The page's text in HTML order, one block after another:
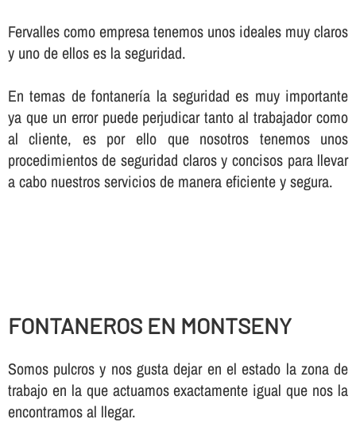
Fervalles como empresa tenemos unos ideales muy claros
y uno de ellos es la seguridad.
En temas de fontanerí­a la seguridad es muy importante
ya que un error puede perjudicar tanto al trabajador como
al cliente, es por ello que nosotros tenemos unos
procedimientos de seguridad claros y concisos para llevar
a cabo nuestros servicios de manera eficiente y segura.
FONTANEROS EN MONTSENY
Somos pulcros y nos gusta dejar en el estado la zona de
trabajo en la que actuamos exactamente igual que nos la
encontramos al llegar.